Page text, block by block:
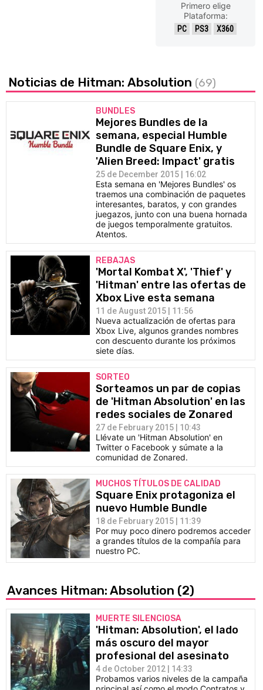
Primero elige
Plataforma:
PC PS3 X360
Noticias de Hitman: Absolution (69)
BUNDLES
Mejores Bundles de la
semana, especial Humble
Bundle de Square Enix, y
'Alien Breed: Impact' gratis
25 de December 2015 | 16:02
Esta semana en 'Mejores Bundles' os
traemos una combinación de paquetes
interesantes, baratos, y con grandes
juegazos, junto con una buena hornada
de juegos temporalmente gratuitos.
Atentos.
REBAJAS
'Mortal Kombat X', 'Thief' y
'Hitman' entre las ofertas de
Xbox Live esta semana
11 de August 2015 | 11:56
Nueva actualización de ofertas para
Xbox Live, algunos grandes nombres
con descuento durante los próximos
siete días.
SORTEO
Sorteamos un par de copias
de 'Hitman Absolution' en las
redes sociales de Zonared
27 de February 2015 | 10:43
Llévate un 'Hitman Absolution' en
Twitter o Facebook y súmate a la
comunidad de Zonared.
MUCHOS TÍTULOS DE CALIDAD
Square Enix protagoniza el
nuevo Humble Bundle
18 de February 2015 | 11:39
Por muy poco dinero podremos acceder
a grandes títulos de la compañía para
nuestro PC.
Avances Hitman: Absolution (2)
MUERTE SILENCIOSA
'Hitman: Absolution', el lado
más oscuro del mayor
profesional del asesinato
4 de October 2012 | 14:33
Probamos varios niveles de la campaña